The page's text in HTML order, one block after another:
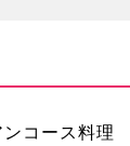
コース料理